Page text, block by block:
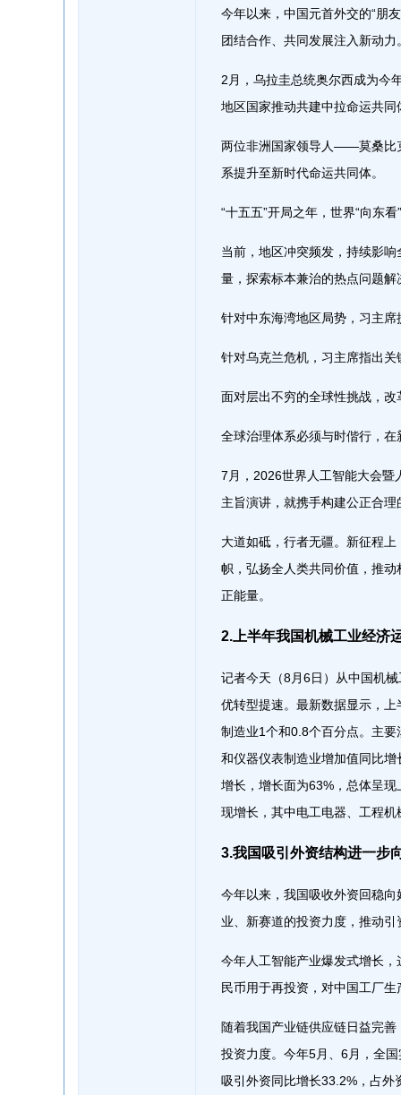
今年以来，中国元首外交的“朋
团结合作、共同发展注入新动力
2月，乌拉圭总统奥尔西成为今
地区国家推动共建中拉命运共同
两位非洲国家领导人——莫桑比
系提升至新时代命运共同体。
“十五五”开局之年，世界“向东
当前，地区冲突频发，持续影
量，探索标本兼治的热点问题解
针对中东海湾地区局势，习主
针对乌克兰危机，习主席指出
面对层出不穷的全球性挑战，
全球治理体系必须与时偕行，
7月，2026世界人工智能大会暨
主旨演讲，就携手构建公正合
大道如砥，行者无疆。新征程
帜，弘扬全人类共同价值，推
正能量。
2.上半年我国机械工业经济
记者今天（8月6日）从中国机
优转型提速。最新数据显示，
制造业1个和0.8个百分点。主
和仪器仪表制造业增加值同比
增长，增长面为63%，总体呈
现增长，其中电工电器、工程
3.我国吸引外资结构进一步
今年以来，我国吸收外资回稳
业、新赛道的投资力度，推动
今年人工智能产业爆发式增长
民币用于再投资，对中国工厂
随着我国产业链供应链日益完
投资力度。今年5月、6月，全
吸引外资同比增长33.2%，占外